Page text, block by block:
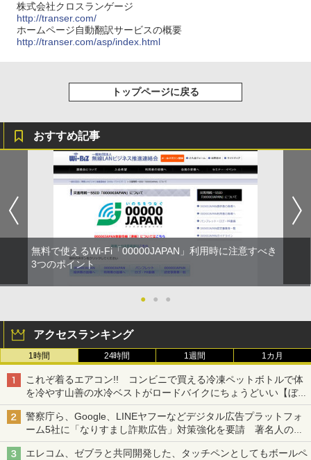
株式会社クロスランゲージ
http://transer.com/
ホームページ自動翻訳サービスの概要
http://transer.com/asp/index.html
トップページに戻る
おすすめ記事
無料で使えるWi-Fi「00000JAPAN」利用時に注意すべき
3つのポイント
● ● ●
アクセスランキング
1時間 24時間 1週間 1カ月
これぞ着るエアコン!! コンビニで買える冷凍ペットボトルで体
を冷やす山善の水冷ベストがロードバイクにちょうどいい【ぼっ
ち・ざ・ろーど！その14】【空いた時間でなにしてる？】
警察庁ら、Google、LINEヤフーなどデジタル広告プラットフォ
ーム5社に「なりすまし詐欺広告」対策強化を要請 著名人の写
真や映像を使った投資詐欺などへの対策として
エレコム、ゼブラと共同開発した、タッチペンとしてもボールペ